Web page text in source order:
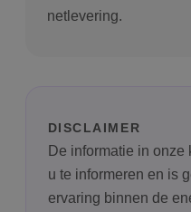
netlevering.
DISCLAIMER
De informatie in
u te informeren en is
ervaring binnen de
Prestatie